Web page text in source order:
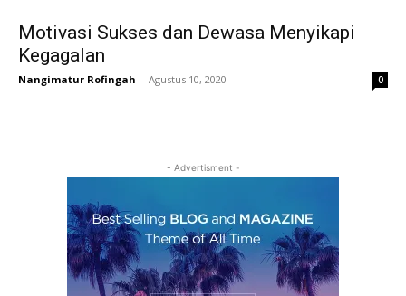
Motivasi Sukses dan Dewasa Menyikapi
Kegagalan
Nangimatur Rofingah - Agustus 10, 2020 0
- Advertisment -